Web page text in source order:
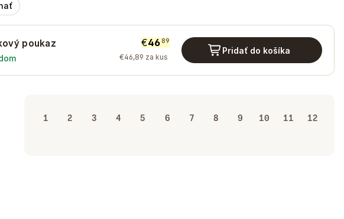
poukaz €4689
€46,89 za kus
Pridať do košíka
1 2 3 4 5 6 7 8 9 10 11 12